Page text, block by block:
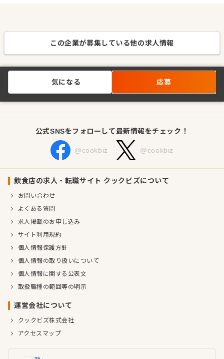
この企業が募集している他の求人情報
気になる 応募
公式SNSをフォローして最新情報をチェック！
@cookbiz @cookbiz
飲食店の求人・転職サイト クックビズについて
お問い合わせ
よくある質問
求人掲載のお申し込み
サイト利用規約
個人情報保護方針
個人情報の取り扱いについて
個人情報に関する公表文
取扱職種の範囲等の明示
運営会社について
クックビズ株式会社
アクセスマップ